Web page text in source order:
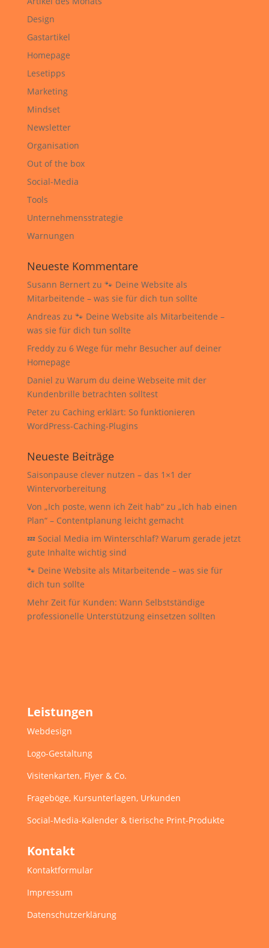
Design
Gastartikel
Homepage
Lesetipps
Marketing
Mindset
Newsletter
Organisation
Out of the box
Social-Media
Tools
Unternehmensstrategie
Warnungen
Neueste Kommentare
Susann Bernertzu 🐾 Deine Website als
Mitarbeitende – was sie für dich tun sollte
Andreas zu 🐾 Deine Website als Mitarbeitende –
was sie für dich tun sollte
Freddyzu 6 Wege für mehr Besucher auf deiner
Homepage
Daniel zu Warum du deine Webseite mit der
Kundenbrille betrachten solltest
Peterzu Caching erklärt: So funktionieren
WordPress-Caching-Plugins
Neueste Beiträge
Saisonpause clever nutzen – das 1×1 der
Wintervorbereitung
Von „Ich poste, wenn ich Zeit hab“ zu „Ich hab einen
Plan“ – Contentplanung leicht gemacht
💤 Social Media im Winterschlaf? Warum gerade jetzt
gute Inhalte wichtig sind
🐾 Deine Website als Mitarbeitende – was sie für
dich tun sollte
Mehr Zeit für Kunden: Wann Selbstständige
professionelle Unterstützung einsetzen sollten
Leistungen
Webdesign
Logo-Gestaltung
Visitenkarten, Flyer & Co.
Frageböge, Kursunterlagen, Urkunden
Social-Media-Kalender & tierische Print-Produkte
Kontakt
Kontaktformular
Impressum
Datenschutzerklärung